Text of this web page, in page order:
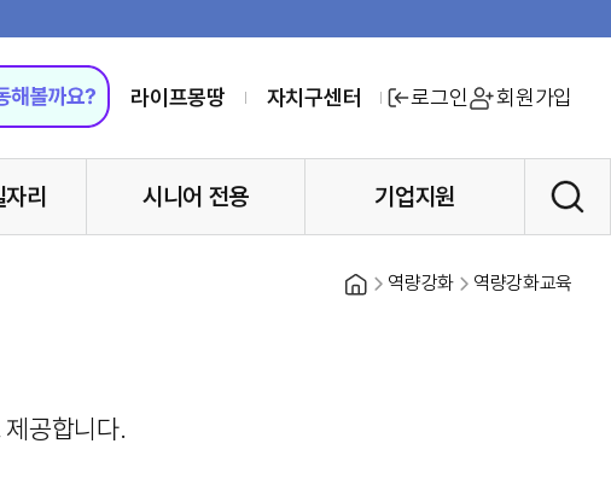
라이프몽땅 자치구센터 로그인 회원가입
리 시니어 전용 기업지원
홈 역량강화 역량강화교육
공합니다.